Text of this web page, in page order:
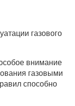
газового
внимание
газовыми
способно